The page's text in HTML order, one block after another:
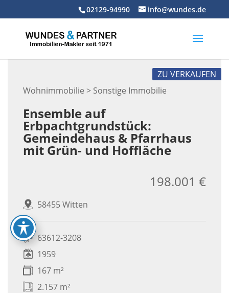
02129-94990 info@wundes.de
Wohnimmobilie > Sonstige Immobilie
ZU VERKAUFEN
Ensemble auf
Erbpachtgrundstück:
Gemeindehaus & Pfarrhaus
mit Grün- und Hoffläche
58455 Witten
198.001 €
63612-3208
1959
167 m²
2.157 m²